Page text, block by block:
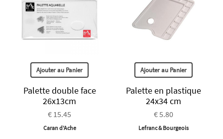
Ajouter au Panier
Palette double face
26x13cm
€ 15.45
Caran d'Ache
Ajouter au Panier
Palette en plastique
24x34 cm
€ 5.80
Lefranc & Bourgeois